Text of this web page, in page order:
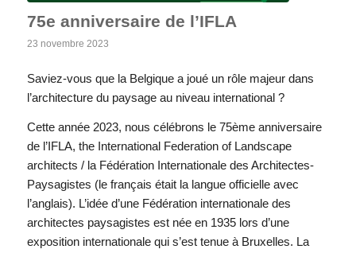
75e anniversaire de l’IFLA
23 novembre 2023
Saviez-vous que la Belgique a joué un rôle majeur dans
l’architecture du paysage au niveau international ?
Cette année 2023, nous célébrons le 75ème anniversaire
de l’IFLA, the International Federation of Landscape
architects / la Fédération Internationale des Architectes-
Paysagistes (le français était la langue officielle avec
l’anglais). L’idée d’une Fédération internationale des
architectes paysagistes est née en 1935 lors d’une
exposition internationale qui s’est tenue à Bruxelles. La